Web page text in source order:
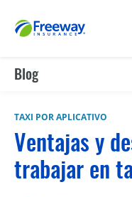
Blog
TAXI POR APLICATIVO
Ventajas y
trabajar en